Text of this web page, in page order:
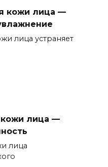
кожи лица —
лица устраняет
лица —
лица